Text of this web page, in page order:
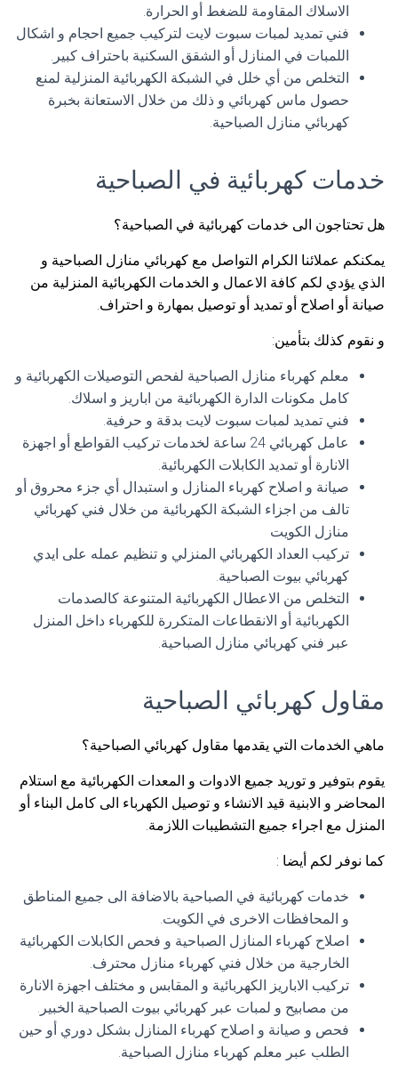
الاسلاك المقاومة للضغط أو الحرارة.
فني تمديد لمبات سبوت لايت لتركيب جميع احجام و اشكال
اللمبات في المنازل أو الشقق السكنية باحتراف كبير.
التخلص من أي خلل في الشبكة الكهربائية المنزلية لمنع
حصول ماس كهربائي و ذلك من خلال الاستعانة بخبرة
كهربائي منازل الصباحية.
خدمات كهربائية في الصباحية
هل تحتاجون الى خدمات كهربائية في الصباحية؟
يمكنكم عملائنا الكرام التواصل مع كهربائي منازل الصباحية و
الذي يؤدي لكم كافة الاعمال و الخدمات الكهربائية المنزلية من
صيانة أو اصلاح أو تمديد أو توصيل بمهارة و احتراف.
و نقوم كذلك بتأمين:
معلم كهرباء منازل الصباحية لفحص التوصيلات الكهربائية و
كامل مكونات الدارة الكهربائية من اباريز و اسلاك.
فني تمديد لمبات سبوت لايت بدقة و حرفية.
عامل كهربائي 24 ساعة لخدمات تركيب القواطع أو اجهزة
الانارة أو تمديد الكابلات الكهربائية.
صيانة و اصلاح كهرباء المنازل و استبدال أي جزء محروق أو
تالف من اجزاء الشبكة الكهربائية من خلال فني كهربائي
منازل الكويت
تركيب العداد الكهربائي المنزلي و تنظيم عمله على ايدي
كهربائي بيوت الصباحية.
التخلص من الاعطال الكهربائية المتنوعة كالصدمات
الكهربائية أو الانقطاعات المتكررة للكهرباء داخل المنزل
عبر فني كهربائي منازل الصباحية.
مقاول كهربائي الصباحية
ماهي الخدمات التي يقدمها مقاول كهربائي الصباحية؟
يقوم بتوفير و توريد جميع الادوات و المعدات الكهربائية مع استلام
المحاضر و الابنية قيد الانشاء و توصيل الكهرباء الى كامل البناء أو
المنزل مع اجراء جميع التشطيبات اللازمة.
كما نوفر لكم أيضا :
خدمات كهربائية في الصباحية بالاضافة الى جميع المناطق
و المحافظات الاخرى في الكويت.
اصلاح كهرباء المنازل الصباحية و فحص الكابلات الكهربائية
الخارجية من خلال فني كهرباء منازل محترف.
تركيب الاباريز الكهربائية و المقابس و مختلف اجهزة الانارة
من مصابيح و لمبات عبر كهربائي بيوت الصباحية الخبير.
فحص و صيانة و اصلاح كهرباء المنازل بشكل دوري أو حين
الطلب عبر معلم كهرباء منازل الصباحية.